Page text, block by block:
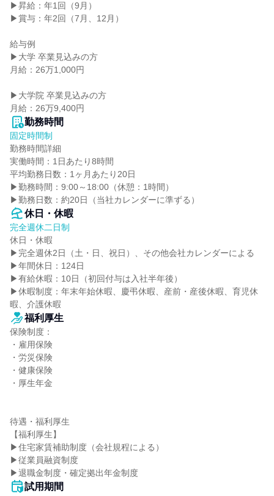
▶昇給：年1回（9月）
▶賞与：年2回（7月、12月）
給与例
▶大学 卒業見込みの方
月給：26万1,000円
▶大学院 卒業見込みの方
月給：26万9,400円
勤務時間
固定時間制
勤務時間詳細
実働時間：1日あたり8時間
平均勤務日数：1ヶ月あたり20日
▶勤務時間：9:00～18:00（休憩：1時間）
▶勤務日数：約20日（当社カレンダーに準ずる）
休日・休暇
完全週休二日制
休日・休暇
▶完全週休2日（土・日、祝日）、その他会社カレンダーによる
▶年間休日：124日
▶有給休暇：10日（初回付与は入社半年後）
▶休暇制度：年末年始休暇、慶弔休暇、産前・産後休暇、育児休
暇、介護休暇
福利厚生
保険制度：
・雇用保険
・労災保険
・健康保険
・厚生年金
待遇・福利厚生
【福利厚生】
▶住宅家賃補助制度（会社規程による）
▶従業員融資制度
▶退職金制度・確定拠出年金制度
試用期間